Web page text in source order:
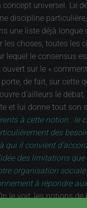
universel. Le
discipline
une liste déjà longue
les choses, toutes les
lequel le consensus
sur le «
de fait, sur cette
d’ailleurs le
et lui donne tout son
à cette notion : le
des
qui il convient
des limitations que
organisation
à répondre
le voit, les notions de